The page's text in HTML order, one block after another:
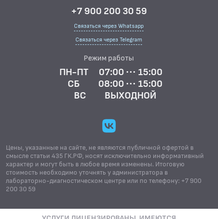
+7 900 200 30 59
Связаться через Whatsapp
Связаться через Telegram
Режим работы
ПН-ПТ
07:00 ··· 15:00
СБ
08:00 ··· 15:00
ВС
ВЫХОДНОЙ
Цены, указанные на сайте, не являются публичной офертой в
смысле статьи 435 ГК.РФ, носят исключительно информативный
характер и могут быть в любое время изменены. Итоговую
стоимость необходимо уточнять у администратора в
лабораторно-диагностическом центре или по телефону: +7 900
200 30 59